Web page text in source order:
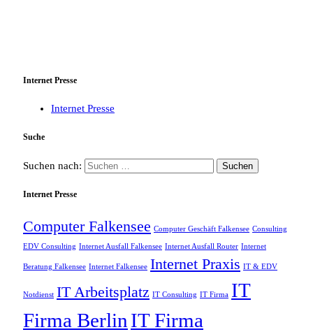
Internet Presse
Internet Presse
Suche
Suchen nach:
Internet Presse
Computer Falkensee Computer Geschäft Falkensee Consulting
EDV Consulting Internet Ausfall Falkensee Internet Ausfall Router Internet
Beratung Falkensee Internet Falkensee Internet Praxis IT & EDV
Notdienst IT Arbeitsplatz IT Consulting IT Firma IT
Firma Berlin IT Firma